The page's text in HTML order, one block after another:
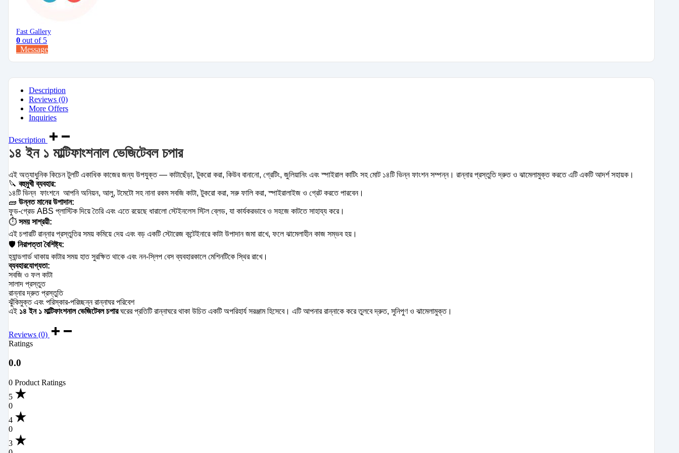
Fast Gallery
0 out of 5
Message
Description
Reviews (0)
More Offers
Inquiries
Description
১৪ ইন ১ মাল্টিফাংশনাল ভেজিটেবল চপার
এই অত্যাধুনিক কিচেন টুলটি একাধিক কাজের জন্য উপযুক্ত — কাটাছেঁড়া, টুকরো করা, কিউব বানানো, গ্রেটিং, জুলিয়ানিং এবং স্পাইরাল কাটিং সহ মোট ১৪টি ভিন্ন ফাংশন সম্পন্ন। রান্নার প্রস্তুতি দ্রুত ও ঝামেলামুক্ত করতে এটি একটি আদর্শ সহায়ক।
🔪 বহুমুখী ব্যবহার:
১৪টি ভিন্ন ফাংশনে আপনি অনিয়ন, আলু, টমেটো সহ নানা রকম সবজি কাটা, টুকরো করা, সরু ফালি করা, স্পাইরালাইজ ও গ্রেট করতে পারবেন।
🧱 উন্নত মানের উপাদান:
ফুড-গ্রেড ABS প্লাস্টিক দিয়ে তৈরি এবং এতে রয়েছে ধারালো স্টেইনলেস স্টিল ব্লেড, যা কার্যকরভাবে ও সহজে কাটতে সাহায্য করে।
⏱️ সময় সাশ্রয়ী:
এই চপারটি রান্নার প্রস্তুতির সময় কমিয়ে দেয় এবং বড় একটি স্টোরেজ কন্টেইনারে কাটা উপাদান জমা রাখে, ফলে ঝামেলাহীন কাজ সম্ভব হয়।
🛡️ নিরাপত্তা বৈশিষ্ট্য:
হ্যান্ডগার্ড থাকায় কাটার সময় হাত সুরক্ষিত থাকে এবং নন-স্লিপ বেস ব্যবহারকালে মেশিনটিকে স্থির রাখে।
ব্যবহারযোগ্যতা:
সবজি ও ফল কাটা
সালাদ প্রস্তুত
রান্নার দ্রুত প্রস্তুতি
ঝুঁকিমুক্ত এবং পরিস্কার-পরিচ্ছন্ন রান্নাঘর পরিবেশ
এই ১৪ ইন ১ মাল্টিফাংশনাল ভেজিটেবল চপারঘরের প্রতিটি রান্নাঘরে থাকা উচিত একটি অপরিহার্য সরঞ্জাম হিসেবে। এটি আপনার রান্নাকে করে তুলবে দ্রুত, সুনিপুণ ও ঝামেলামুক্ত।
Reviews (0)
Ratings
0.0
0 Product Ratings
5
0
4
0
3